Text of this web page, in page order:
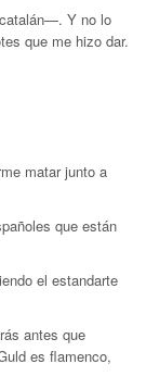
Y no lo
que me hizo dar.
matar junto a
que están
el estandarte
antes que
es flamenco,